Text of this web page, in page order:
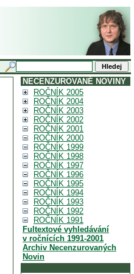
NECENZUROVANÉ NOVINY
ROČNÍK 2005
ROČNÍK 2004
ROČNÍK 2003
ROČNÍK 2002
ROČNÍK 2001
ROČNÍK 2000
ROČNÍK 1999
ROČNÍK 1998
ROČNÍK 1997
ROČNÍK 1996
ROČNÍK 1995
ROČNÍK 1994
ROČNÍK 1993
ROČNÍK 1992
ROČNÍK 1991
Fultextové vyhledávání
v ročnících 1991-2001
Archiv Necenzurovaných
Novin